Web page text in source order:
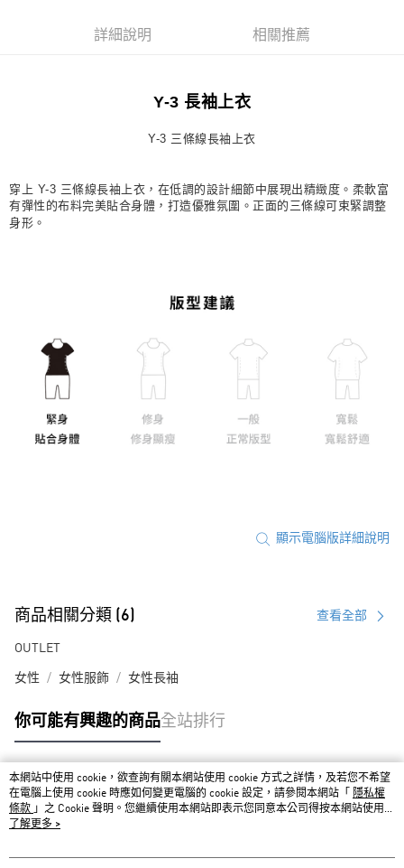
每筆NT$80，滿NT$1,500(含以上)免運費
每筆NT$80，滿NT$1,500(含以上)免運費
詳細說明 相關推薦
Y-3 長袖上衣
Y-3 三條線長袖上衣
穿上 Y-3 三條線長袖上衣，在低調的設計細節中展現出精緻度。柔軟富
有彈性的布料完美貼合身體，打造優雅氛圍。正面的三條線可束緊調整
身形。
顯示電腦版詳細說明
商品相關分類 (6) 查看全部
OUTLET
女性 女性服飾 女性長袖
你可能有興趣的商品全站排行
熱門標籤
本網站中使用 cookie，欲查詢有關本網站使用 cookie 方式之詳情，及若您不希望
在電腦上使用 cookie 時應如何變更電腦的 cookie 設定，請參閱本網站「
隱私權
條款 」之 Cookie 聲明。您繼續使用本網站即表示您同意本公司得按本網站使用條
款之 Cookie 聲明使用 cookie。
了解更多 >